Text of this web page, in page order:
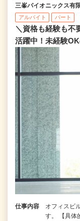
三峯パイオニックス有
アルバイト パート
＼資格も経験も不
活躍中！未経験
仕事内容
オフィスビ
す。 【具体